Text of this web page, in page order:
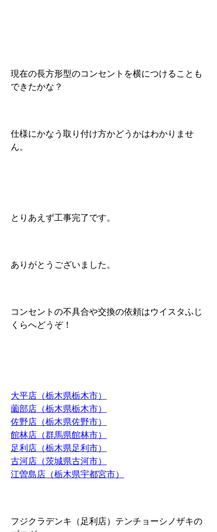
現在の長方形型のコンセントを横につけることも
できたかな？
仕様にかなう取り付け方かどうかはわかりませ
ん。
とりあえず工事完了です。
ありがとうございました。
コンセントの不具合や交換の依頼はウイスタふじ
くらへどうぞ！
大平店（栃木県栃木市）
薗部店（栃木県栃木市）
佐野店（栃木県佐野市）
館林店（群馬県館林市）
足利店（栃木県足利市）
古河店（茨城県古河市）
江曽島店（栃木県宇都宮市）
フジクラデンキ（足利店）テンチョーシノザキの